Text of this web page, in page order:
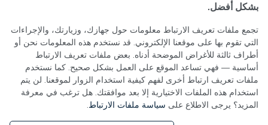
MOH License No - 7VL60HU3
سياسة الخصوصية
شروط الاستخدام
سياسة ملفات تعريف الارتباط
إعدادات ملفات تعريف الارتباط
بشكل أفضل.
تجمع ملفات تعريف الارتباط معلومات حول جهازك، وزيارتك، والإجراءات
التي تقوم بها على موقعنا الإلكتروني. قد نستخدم هذه المعلومات نحن أو
أطراف ثالثة للأغراض الموضحة أدناه. بعض ملفات تعريف الارتباط
أساسية — فهي تساعد الموقع على العمل بشكل صحيح. كما نستخدم
ملفات تعريف ارتباط أخرى لفهم كيفية استخدام الزوار لموقعنا. لن يتم
استخدام هذه الملفات الاختيارية إلا بعد موافقتك. هل ترغب في معرفة
المزيد؟ يرجى الاطلاع على سياسة ملفات الارتباط.